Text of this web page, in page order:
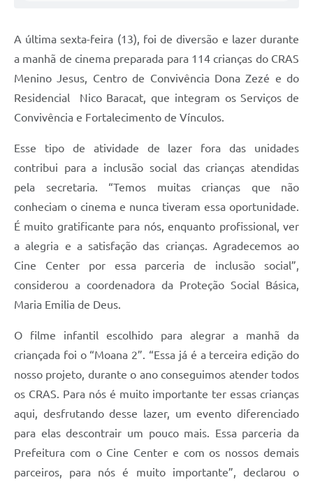
A última sexta-feira (13), foi de diversão e lazer durante
a manhã de cinema preparada para 114 crianças do CRAS
Menino Jesus, Centro de Convivência Dona Zezé e do
Residencial Nico Baracat, que integram os Serviços de
Convivência e Fortalecimento de Vínculos.
Esse tipo de atividade de lazer fora das unidades
contribui para a inclusão social das crianças atendidas
pela secretaria. “Temos muitas crianças que não
conheciam o cinema e nunca tiveram essa oportunidade.
É muito gratificante para nós, enquanto profissional, ver
a alegria e a satisfação das crianças. Agradecemos ao
Cine Center por essa parceria de inclusão social”,
considerou a coordenadora da Proteção Social Básica,
Maria Emilia de Deus.
O filme infantil escolhido para alegrar a manhã da
criançada foi o “Moana 2”. “Essa já é a terceira edição do
nosso projeto, durante o ano conseguimos atender todos
os CRAS. Para nós é muito importante ter essas crianças
aqui, desfrutando desse lazer, um evento diferenciado
para elas descontrair um pouco mais. Essa parceria da
Prefeitura com o Cine Center e com os nossos demais
parceiros, para nós é muito importante”, declarou o